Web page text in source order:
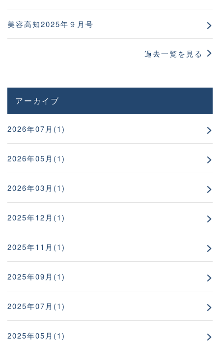
美容高知2025年９月号
過去一覧を見る
アーカイブ
2026年07月(1)
2026年05月(1)
2026年03月(1)
2025年12月(1)
2025年11月(1)
2025年09月(1)
2025年07月(1)
2025年05月(1)